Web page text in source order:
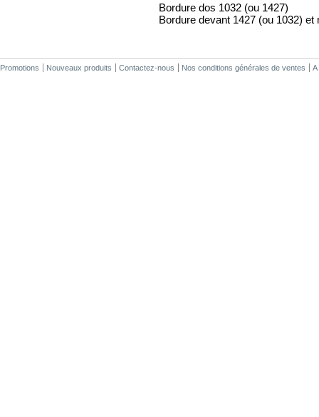
Bordure dos 1032 (ou 1427)
Bordure devant 1427 (ou 1032) et
Promotions Nouveaux produits Contactez-nous Nos conditions générales de ventes A